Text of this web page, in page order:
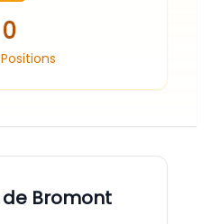
0
de Bromont